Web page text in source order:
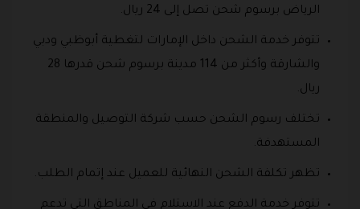
الرياض برسوم شحن تصل إلى 24 ريال.
تتوفر خدمة الشحن داخل الإمارات لتغطية أبوظبي ودبي
والشارقة وأكثر من 114 مدينة برسوم شحن قدرها 28
ريال.
تختلف رسوم الشحن حسب شركة التوصيل والمنطقة
المستهدفة.
تظهر تكلفة الشحن النهائية للعميل عند إتمام الطلب.
تتوفر خدمة الدفع عند الاستلام في المناطق التي تدعم